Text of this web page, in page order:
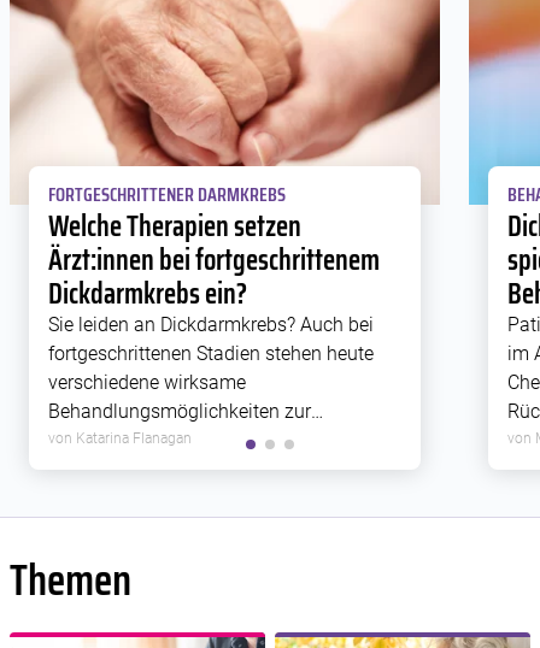
FORTGESCHRITTENER DARMKREBS
Welche Therapien setzen
Ärzt:innen bei fortgeschrittenem
Dickdarmkrebs ein?
Sie leiden an Dickdarmkrebs? Auch bei
fortgeschrittenen Stadien stehen heute
verschiedene wirksame
Behandlungsmöglichkeiten zur
Verfügung. In ausgewählten Fällen kann
sogar noch eine Heilung erreicht werden,
von Katarina Flanagan
im
von
Themen